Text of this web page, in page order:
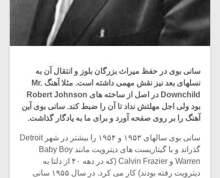
سانی بوی در حفظ میراث بزرگان بلوز و انتقال آن به
نسلهای بعد نیز نقش مهمی داشته است. مثلا آهنگ Mr.
Downchild در اصل از ساخته های Robert Johnson
بود ولی اجل مهلتش نداد تا آن را ضبط کند. سانی بوی آین
آهنگ را بر روی صفحه آورد و برای ما به یادگار گذاشت.
سانی بوی سالهای ۱۹۵۳ و ۱۹۵۴ را بیشتر در شهر Detroit
گذراند و با گیتاریست های دیترویت مانند Baby Boy
Warren و Calvin Frazier (که در دهه ۴۰ از دلتا به
دیترویت رفته بودند) کار می کرد. در سال ۱۹۵۵ سانی